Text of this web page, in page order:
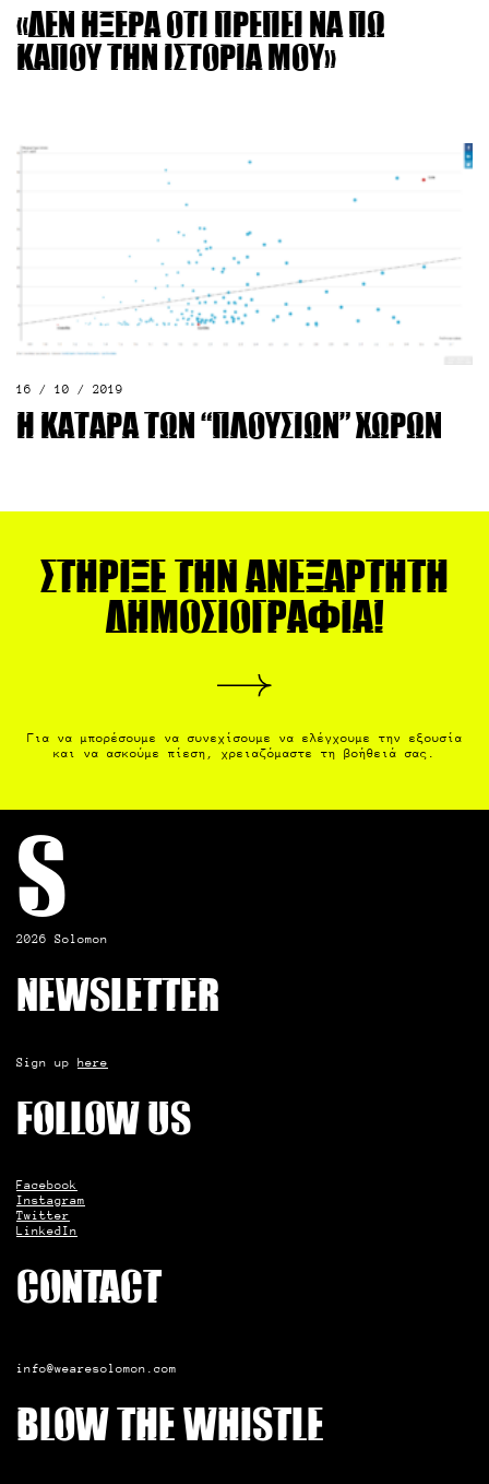
«Δεν ήξερα ότι πρέπει να πω
κάπου την ιστορία μου»
16 / 10 / 2019
Η κατάρα των “πλούσιων” χωρών
Στήριξε την ανεξάρτητη
δημοσιογραφία!
Για να μπορέσουμε να συνεχίσουμε να ελέγχουμε την εξουσία
και να ασκούμε πίεση, χρειαζόμαστε τη βοήθειά σας.
S
2026 Solomon
Newsletter
Sign up here
Follow us
Facebook
Instagram
Twitter
LinkedIn
Contact
info@wearesolomon.com
Blow the whistle